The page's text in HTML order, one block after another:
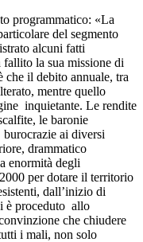
programmatico: «La
del segmento
alcuni fatti
la sua missione di
che il debito annuale, tra
mentre quello
inquietante. Le rendite
le baronie
ai diversi
drammatico
enormità degli
per dotare il territorio
dall’inizio di
è proceduto allo
che chiudere
i mali, non solo